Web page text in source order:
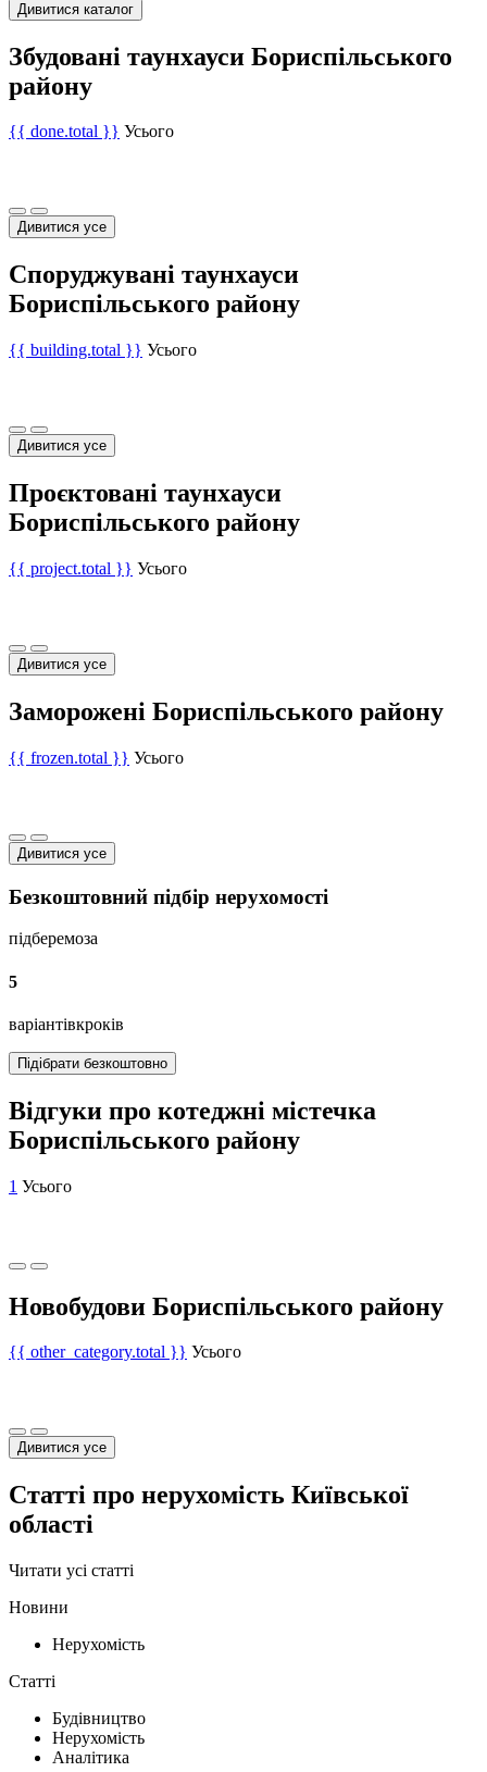
Дивитися каталог
Збудовані таунхауси Бориспільського
району
{{ done.total }} Усього
Дивитися усе
Споруджувані таунхауси
Бориспільського району
{{ building.total }} Усього
Дивитися усе
Проєктовані таунхауси
Бориспільського району
{{ project.total }} Усього
Дивитися усе
Заморожені Бориспільського району
{{ frozen.total }} Усього
Дивитися усе
Безкоштовний підбір нерухомості
підберемоза
5
варіантівкроків
Підібрати безкоштовно
Відгуки про котеджні містечка
Бориспільського району
1 Усього
Новобудови Бориспільського району
{{ other_category.total }} Усього
Дивитися усе
Статті про нерухомість Київської
області
Читати усі статті
Новини
Нерухомість
Статті
Будівництво
Нерухомість
Аналітика